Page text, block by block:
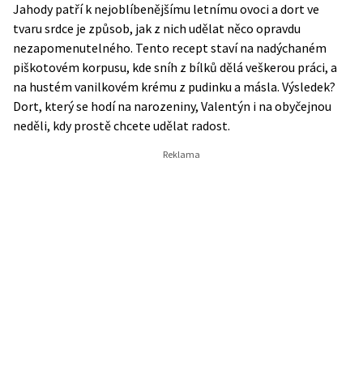
Jahody patří k nejoblíbenějšímu letnímu ovoci a dort ve
tvaru srdce je způsob, jak z nich udělat něco opravdu
nezapomenutelného. Tento recept staví na nadýchaném
piškotovém korpusu, kde sníh z bílků dělá veškerou práci, a
na hustém vanilkovém krému z pudinku a másla. Výsledek?
Dort, který se hodí na narozeniny, Valentýn i na obyčejnou
neděli, kdy prostě chcete udělat radost.